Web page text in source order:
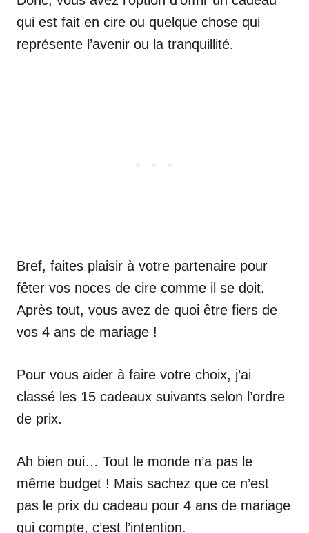
qui est fait en cire ou quelque chose qui
représente l’avenir ou la tranquillité.
Bref, faites plaisir à votre partenaire pour
fêter vos noces de cire comme il se doit.
Après tout, vous avez de quoi être fiers de
vos 4 ans de mariage !
Pour vous aider à faire votre choix, j’ai
classé les 15 cadeaux suivants selon l’ordre
de prix.
Ah bien oui… Tout le monde n’a pas le
même budget ! Mais sachez que ce n’est
pas le prix du cadeau pour 4 ans de mariage
qui compte, c’est l’intention.